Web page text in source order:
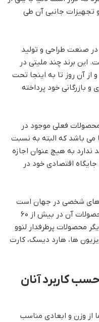
تجهیزات جانبی آن طی
در صنعت طراحی و تولید
این برند چند ملیتی در
داد و از آن روز تا به اینجا تحت
بازرگانی خود پرداخته
فعلی موجود در
می باشد که البته به نسبت
ندارد به هیچ عنوان اجازه
اقتصادی خود در
های شخصی در جهان است
که بالغ بر 60 هزار نیروی کاری دارد و محصولات آن در بیش از 60
محصولات پرطرفدار لنوو
ها، هارد دیسک، کارت
کاربرد آنان
از وزن و ابعادی مناسب